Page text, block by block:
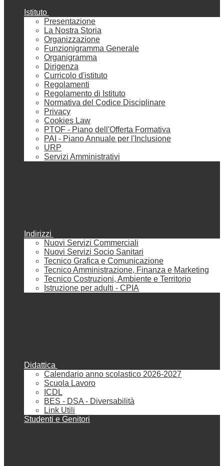
Istituto
Presentazione
La Nostra Storia
Organizzazione
Funzionigramma Generale
Organigramma
Dirigenza
Curricolo d'istituto
Regolamenti
Regolamento di Istituto
Normativa del Codice Disciplinare
Privacy
Cookies Law
PTOF - Piano dell'Offerta Formativa
PAI - Piano Annuale per l'Inclusione
URP
Servizi Amministrativi
Indirizzi
Nuovi Servizi Commerciali
Nuovi Servizi Socio Sanitari
Tecnico Grafica e Comunicazione
Tecnico Amministrazione, Finanza e Marketing
Tecnico Costruzioni, Ambiente e Territorio
Istruzione per adulti - CPIA
Didattica
Calendario anno scolastico 2026-2027
Scuola Lavoro
ICDL
BES - DSA - Diversabilità
Link Utili
Studenti e Genitori